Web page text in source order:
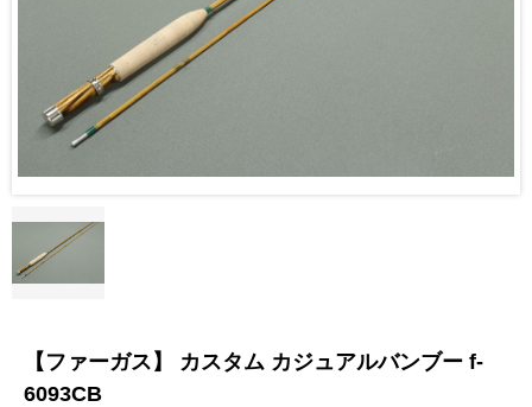
【ファーガス】 カスタム カジュアルバンブー f-
6093CB